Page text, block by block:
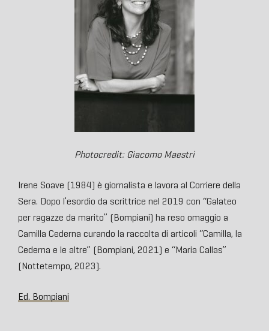
Photocredit: Giacomo Maestri
Irene Soave (1984) è giornalista e lavora al Corriere della
Sera. Dopo l’esordio da scrittrice nel 2019 con “Galateo
per ragazze da marito” (Bompiani) ha reso omaggio a
Camilla Cederna curando la raccolta di articoli “Camilla, la
Cederna e le altre” (Bompiani, 2021) e “Maria Callas”
(Nottetempo, 2023).
Ed. Bompiani